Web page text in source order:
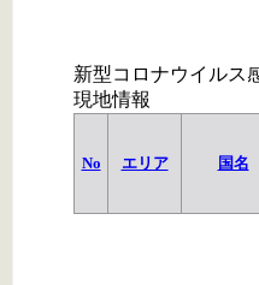
新型コロナウイルス
現地情報
No エリア 国名